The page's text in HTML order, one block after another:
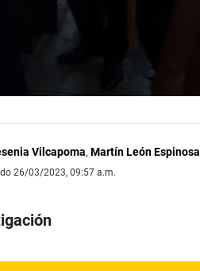
Vilcapoma, Martín León Espinosa
26/03/2023, 09:57 a.m.